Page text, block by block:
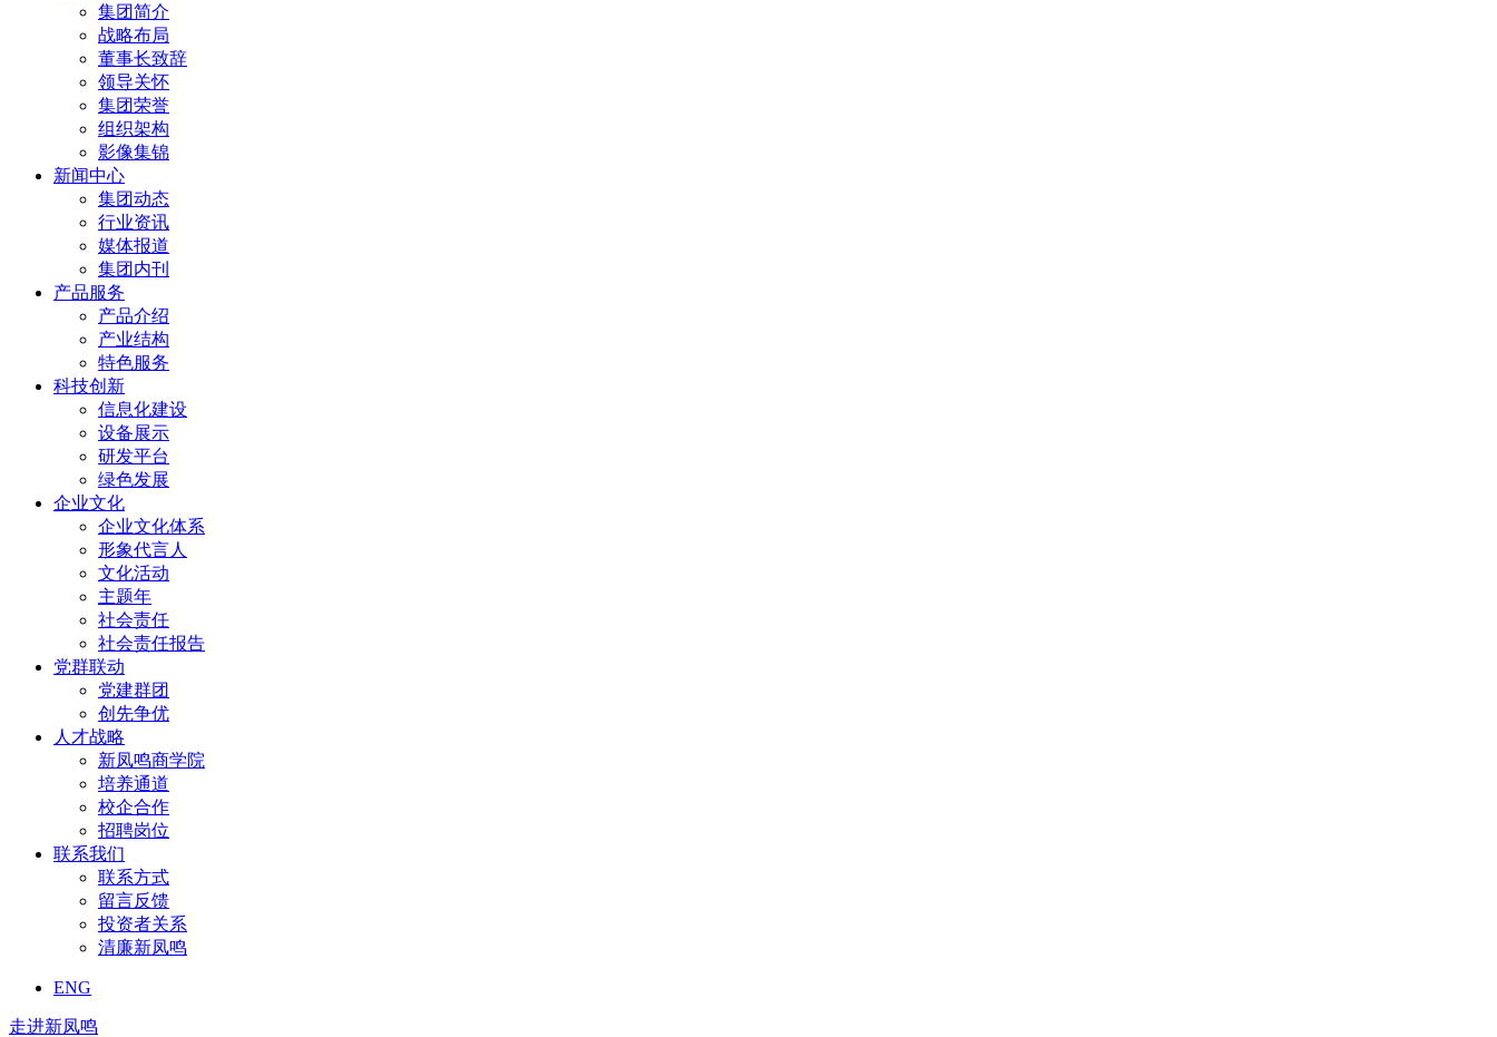
集团简介
战略布局
董事长致辞
领导关怀
集团荣誉
组织架构
影像集锦
新闻中心
集团动态
行业资讯
媒体报道
集团内刊
产品服务
产品介绍
产业结构
特色服务
科技创新
信息化建设
设备展示
研发平台
绿色发展
企业文化
企业文化体系
形象代言人
文化活动
主题年
社会责任
社会责任报告
党群联动
党建群团
创先争优
人才战略
新凤鸣商学院
培养通道
校企合作
招聘岗位
联系我们
联系方式
留言反馈
投资者关系
清廉新凤鸣
ENG
走进新凤鸣